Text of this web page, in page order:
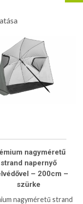
nagyméretű
strand napernyő
– 200cm –
szürke
nagyméretű strand